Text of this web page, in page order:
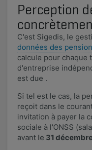
Perception
C'est Sigedis, le
données des
calcule pour chaque
d'entreprise
est due .
Si tel est le cas, la
reçoit dans le
invitation à payer la
sociale à l'ONSS
avant le 31